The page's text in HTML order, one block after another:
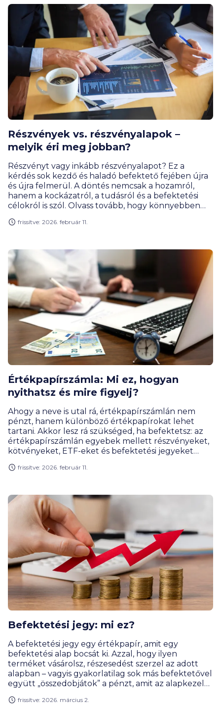
Részvények vs. részvényalapok –
melyik éri meg jobban?
Részvényt vagy inkább részvényalapot? Ez a
kérdés sok kezdő és haladó befektető fejében újra
és újra felmerül. A döntés nemcsak a hozamról,
hanem a kockázatról, a tudásról és a befektetési
célokról is szól. Olvass tovább, hogy könnyebben
frissítve: 2026. február 11.
Értékpapírszámla: Mi ez, hogyan
nyithatsz és mire figyelj?
Ahogy a neve is utal rá, értékpapírszámlán nem
pénzt, hanem különböző értékpapírokat lehet
tartani. Akkor lesz rá szükséged, ha befektetsz: az
értékpapírszámlán egyebek mellett részvényeket,
kötvényeket, ETF-eket és befektetési jegyeket
rendelkezhetsz egyszerre.
frissítve: 2026. február 11.
Befektetési jegy: mi ez?
A befektetési jegy egy értékpapír, amit egy
befektetési alap bocsát ki. Azzal, hogy ilyen
terméket vásárolsz, részesedést szerzel az adott
alapban – vagyis gyakorlatilag sok más befektetővel
együtt „összedobjátok” a pénzt, amit az alapkezelő
frissítve: 2026. március 2.